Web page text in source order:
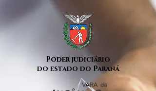
Poder judiciário
do estado do Paraná